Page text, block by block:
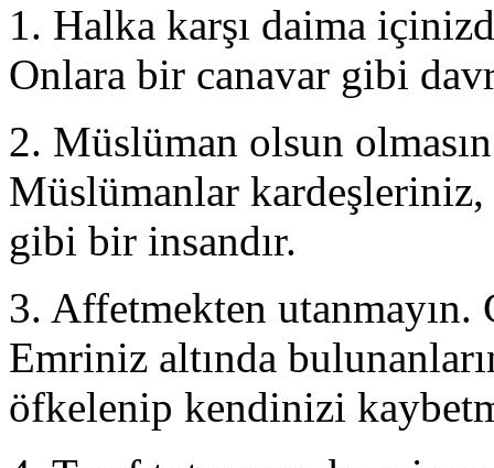
1. Halka karşı daima
Onlara bir canavar gibi
2. Müslüman olsun
Müslümanlar
gibi bir insandır.
3. Affetmekten utanmayın.
Emriniz altında
öfkelenip kendinizi